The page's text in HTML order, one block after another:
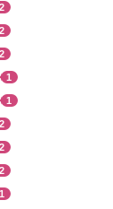
2
2
2
1
1
2
2
2
1